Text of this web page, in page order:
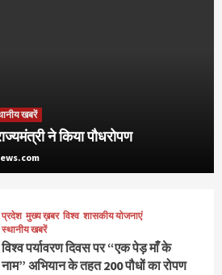
खबरें
ने किया पौधरोपण
प्रदेश मुख्य ख़बर विश्व शासकीय योजनाएं
स्थानीय खबरें
विश्व पर्यावरण दिवस पर “एक पेड़ माँ के
नाम” अभियान के तहत 200 पौधों का रोपण